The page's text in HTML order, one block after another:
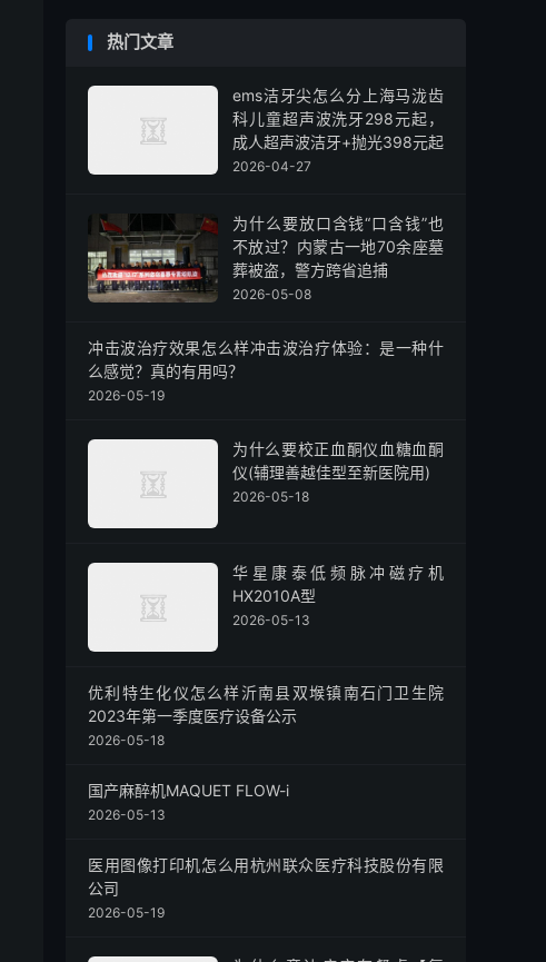
热门文章
ems洁牙尖怎么分上海马泷齿
科儿童超声波洗牙298元起，
成人超声波洁牙+抛光398元起
2026-04-27
为什么要放口含钱“口含钱”也
不放过？内蒙古一地70余座墓
葬被盗，警方跨省追捕
2026-05-08
冲击波治疗效果怎么样冲击波治疗体验：是一种什
么感觉？真的有用吗？
2026-05-19
为什么要校正血酮仪血糖血酮
仪(辅理善越佳型至新医院用)
2026-05-18
华星康泰低频脉冲磁疗机
HX2010A型
2026-05-13
优利特生化仪怎么样沂南县双堠镇南石门卫生院
2023年第一季度医疗设备公示
2026-05-18
国产麻醉机MAQUET FLOW-i
2026-05-13
医用图像打印机怎么用杭州联众医疗科技股份有限
公司
2026-05-19